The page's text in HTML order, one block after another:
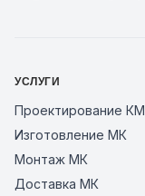
УСЛУГИ
Изготовление МК
Монтаж МК
Доставка МК